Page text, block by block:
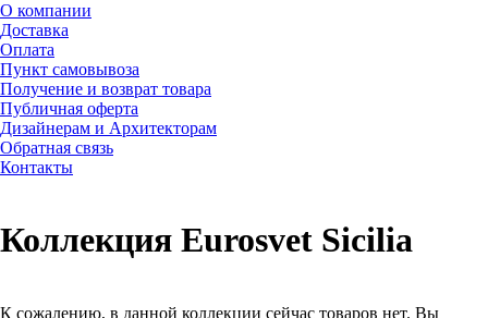
О компании
Доставка
Оплата
Пункт самовывоза
Получение и возврат товара
Публичная оферта
Дизайнерам и Архитекторам
Обратная связь
Контакты
Коллекция Eurosvet Sicilia
К сожалению, в данной коллекции сейчас товаров нет. Вы